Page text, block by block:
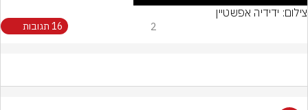
צילום: ידידיה אפשטיין
2 16 תגובות